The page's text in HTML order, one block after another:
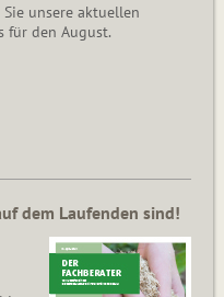
unsere aktuellen
für den August.
dem Laufenden sind!